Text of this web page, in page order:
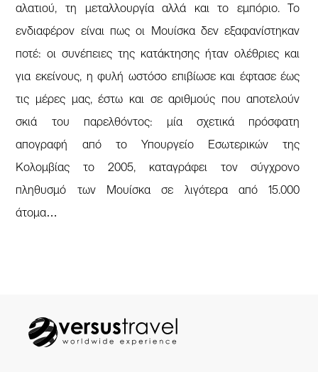
αλατιού, τη μεταλλουργία αλλά και το εμπόριο. Το
ενδιαφέρον είναι πως οι Μουίσκα δεν εξαφανίστηκαν
ποτέ: οι συνέπειες της κατάκτησης ήταν ολέθριες και
για εκείνους, η φυλή ωστόσο επιβίωσε και έφτασε έως
τις μέρες μας, έστω και σε αριθμούς που αποτελούν
σκιά του παρελθόντος: μία σχετικά πρόσφατη
απογραφή από το Υπουργείο Εσωτερικών της
Κολομβίας το 2005, καταγράφει τον σύγχρονο
πληθυσμό των Μουίσκα σε λιγότερα από 15.000
άτομα…